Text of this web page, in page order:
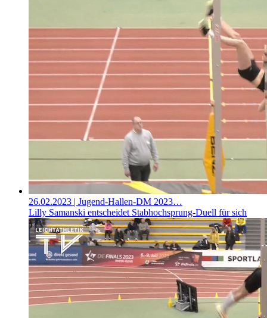
26.02.2023 | Jugend-Hallen-DM 2023…
Lilly Samanski entscheidet Stabhochsprung-Duell für sich